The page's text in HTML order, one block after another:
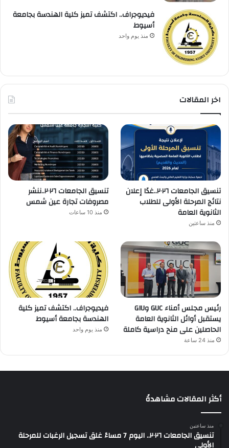
فيديوجراف.. اكتشف تميز كلية الهندسة بجامعة
أسيوط
منذ يوم واحد
اخر المقالات
تنسيق الجامعات ٢٠٢٦..غدًا إعلان
نتائج المرحلة الأولى للطلاب
الثانوية العامة
منذ ساعتين
تنسيق الجامعات ٢٠٢٦..ننشر
مصروفات تجارة عين شمس
منذ 10 ساعات
رئيس مجلس أمناء GUC وGIU
يستقبل أوائل الثانوية العامة
الحاصلين على منح دراسية كاملة
منذ 24 ساعة
فيديوجراف.. اكتشف تميز كلية
الهندسة بجامعة أسيوط
منذ يوم واحد
أكثر المقالات مشاهدةً
منذ ساعتين
تنسيق الجامعات ٢٠٢٦.. اليوم 7 مساءً غلق تسجيل الرغبات للمرحلة